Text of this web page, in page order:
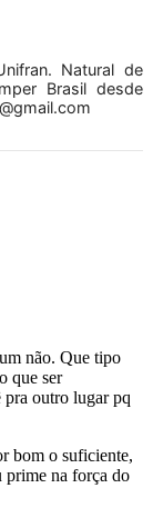
Natural de
Brasil desde